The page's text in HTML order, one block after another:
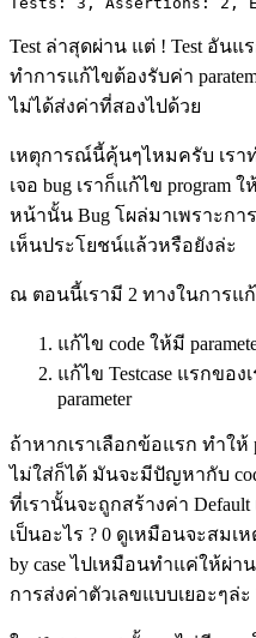
Test ล่าสุดผ่าน แต่ ! Test อันแ
ทำการแก้ไขต้องรับค่า
ไม่ได้ส่งค่าที่สองไปด้วย
เหตุการณ์นี้คุ้นๆไหมครับ เร
เจอ bug เราก็แก้ไข program ใ
หน้านั้น Bug โผล่มาเพราะกา
เห็นประโยชน์แล้วหรือยังล่ะ
ณ ตอนนี้เรามี 2 ทางในการแ
แก้ไข code ให้มี
แก้ไข Testcase แรกของ
parameter
ถ้าหากเราเลือกข้อแรก ทำให้
ไม่ใส่ก็ได้ มันจะมีปัญหากับ
ที่เรานั้นจะถูกสร้างค่า Default
เป็นอะไร ? 0 ดูเหมือนจะสมเ
by caseไปเหมือนทำแค่ให้ผ่า
การส่งค่าตัวเลขแบบเยอะๆล่ะ